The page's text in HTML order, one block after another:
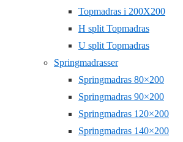
Topmadras i 200X200
H split Topmadras
U split Topmadras
Springmadrasser
Springmadras 80×200
Springmadras 90×200
Springmadras 120×200
Springmadras 140×200